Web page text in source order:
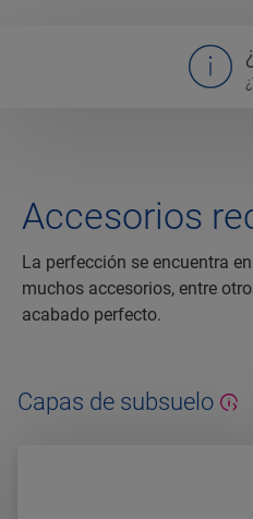
Accesorios
La perfección se encuentra
muchos accesorios, entre
acabado perfecto.
Capas de subsuelo